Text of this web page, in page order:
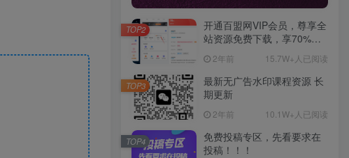
开通百盟网VIP会员，尊享全
站资源免费下载，享70%的
惠】2年前 15.7W+人已阅读
TOP2
最新无广告水印课程资源 长
期更新
2年前 10.1W+人已阅读
TOP3
免费投稿专区，先看要求在
投稿！！！
TOP4